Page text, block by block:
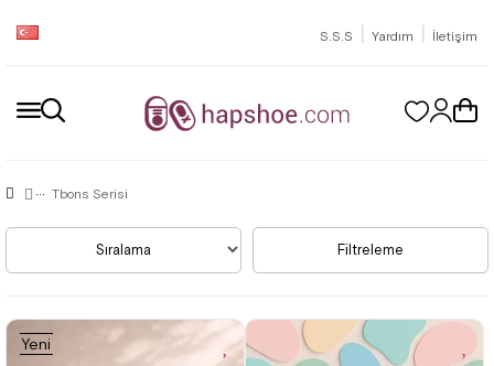
S.S.S | Yardım | İletişim
Tbons Serisi
Filtreleme
Sıralama
Yeni